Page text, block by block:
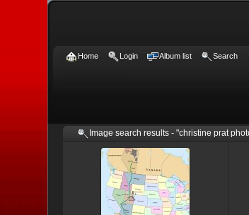
Home Login Album list Search
Image search results - "christine prat